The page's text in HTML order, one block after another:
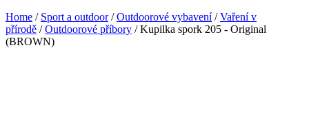
Home / Sport a outdoor/Outdoorové vybavení/Vaření v
přírodě /Outdoorové příbory / Kupilka spork 205 - Original
(BROWN)